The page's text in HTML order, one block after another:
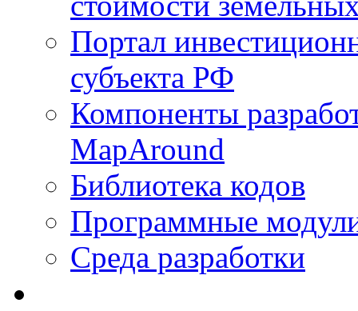
Портал
субъекта РФ
Компоненты
MapAround
Библиотека кодов
Программные
Среда разработки